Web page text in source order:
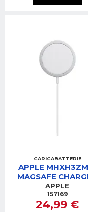
CARICABATTERIE
APPLE
MAGSAFE
(1M)
WIRELESS
APPLE
157169
24,99 €